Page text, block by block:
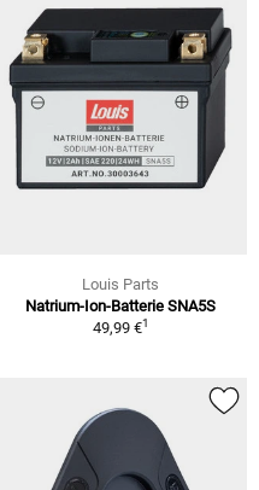
Louis Parts
Natrium-Ion-Batterie SNA5S
49,99 €1